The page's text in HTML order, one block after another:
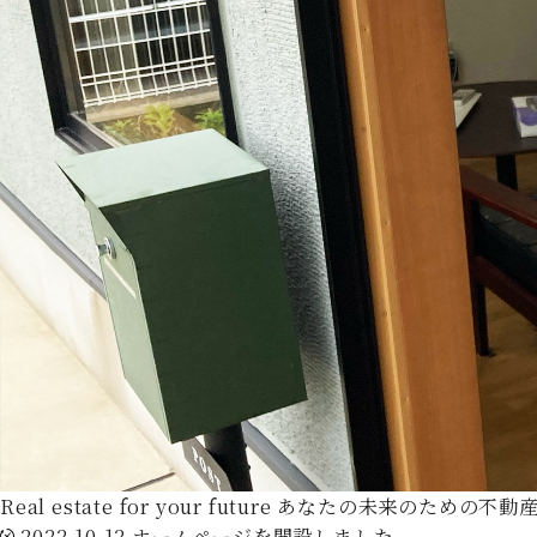
Real estate for your future あなたの未来のための不動